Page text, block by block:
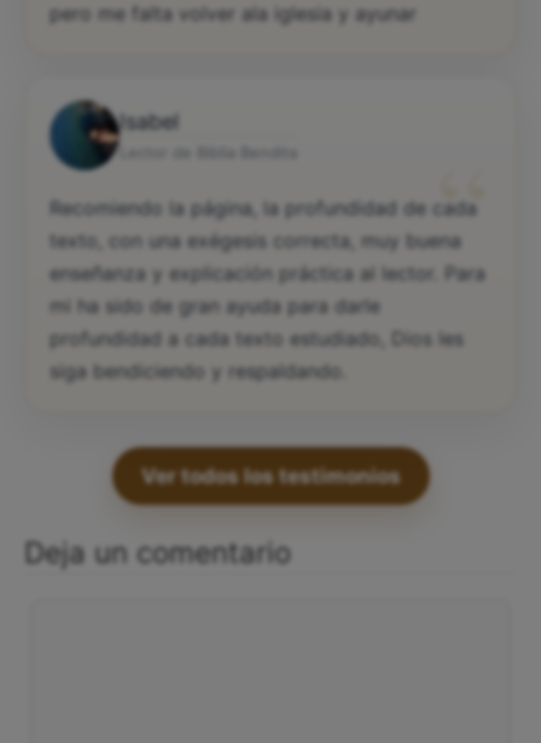
pero me falta volver ala iglesia y ayunar
Isabel
“
Recomiendo la página, la profundidad de cada
texto, con una exégesis correcta, muy buena
enseñanza y explicación práctica al lector. Para
mi ha sido de gran ayuda para darle
profundidad a cada texto estudiado, Dios les
siga bendiciendo y respaldando.
Ver todos los testimonios
Deja un comentario